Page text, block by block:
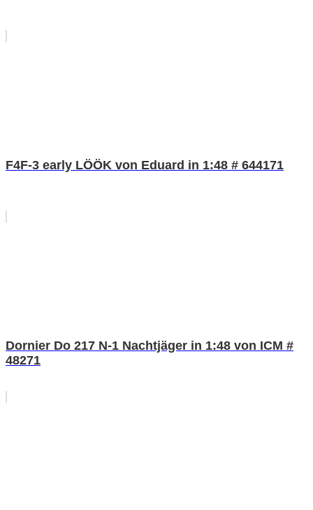
F4F-3 early LÖÖK von Eduard in 1:48 # 644171
Dornier Do 217 N-1 Nachtjäger in 1:48 von ICM #
48271